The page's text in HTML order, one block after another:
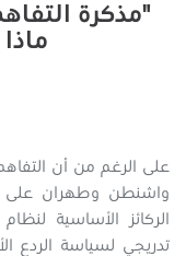
"مذكرة
ماذا
على الرغم من أن
واشنطن وطهران على
الركائز الأساسية
تدريجي لسياسة الردع